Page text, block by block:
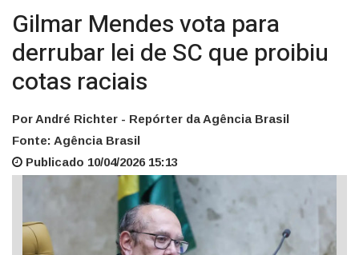
Gilmar Mendes vota para
derrubar lei de SC que proibiu
cotas raciais
Por André Richter - Repórter da Agência Brasil
Fonte: Agência Brasil
Publicado 10/04/2026 15:13